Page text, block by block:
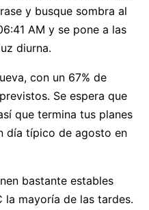
y busque sombra al
AM y se pone a las
diurna.
con un 67% de
Se espera que
que termina tus planes
día típico de agosto en
bastante estables
la mayoría de las tardes.